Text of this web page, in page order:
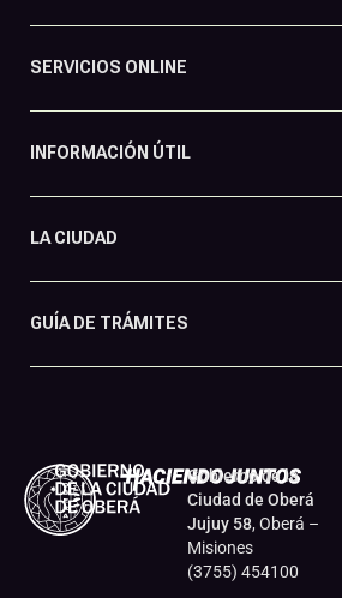
SERVICIOS ONLINE
INFORMACIÓN ÚTIL
LA CIUDAD
GUÍA DE TRÁMITES
Gobierno de la
Ciudad de Oberá
Jujuy 58, Oberá –
Misiones
(3755) 454100